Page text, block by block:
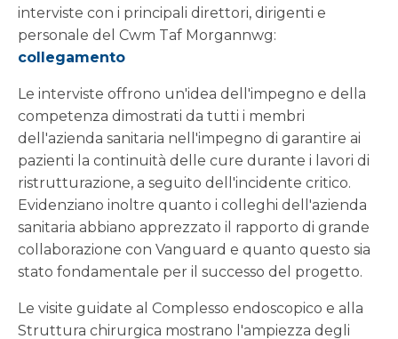
interviste con i principali direttori, dirigenti e
personale del Cwm Taf Morgannwg:
collegamento
Le interviste offrono un'idea dell'impegno e della
competenza dimostrati da tutti i membri
dell'azienda sanitaria nell'impegno di garantire ai
pazienti la continuità delle cure durante i lavori di
ristrutturazione, a seguito dell'incidente critico.
Evidenziano inoltre quanto i colleghi dell'azienda
sanitaria abbiano apprezzato il rapporto di grande
collaborazione con Vanguard e quanto questo sia
stato fondamentale per il successo del progetto.
Le visite guidate al Complesso endoscopico e alla
Struttura chirurgica mostrano l'ampiezza degli